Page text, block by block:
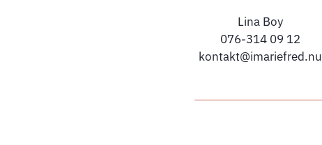
Lina Boy
076-314 09 12
kontakt@imariefred.nu